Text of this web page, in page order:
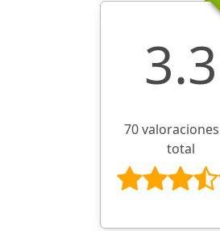
3.3
70
total